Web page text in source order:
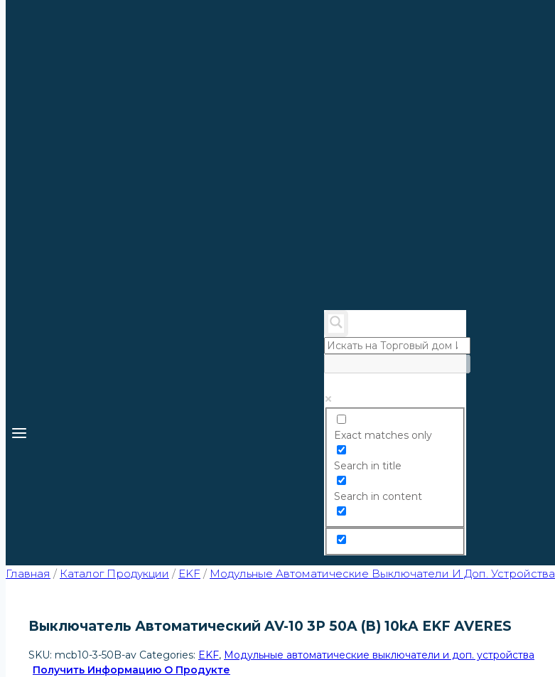
Exact matches only
Search in title
Search in content
Главная / Каталог Продукции / EKF / Модульные Автоматические Выключатели И Доп. Устройства
Выключатель Автоматический AV-10 3P 50A (B) 10kA EKF AVERES
SKU: mcb10-3-50B-av Categories: EKF, Модульные автоматические выключатели и доп. устройства
Получить Информацию О Продукте